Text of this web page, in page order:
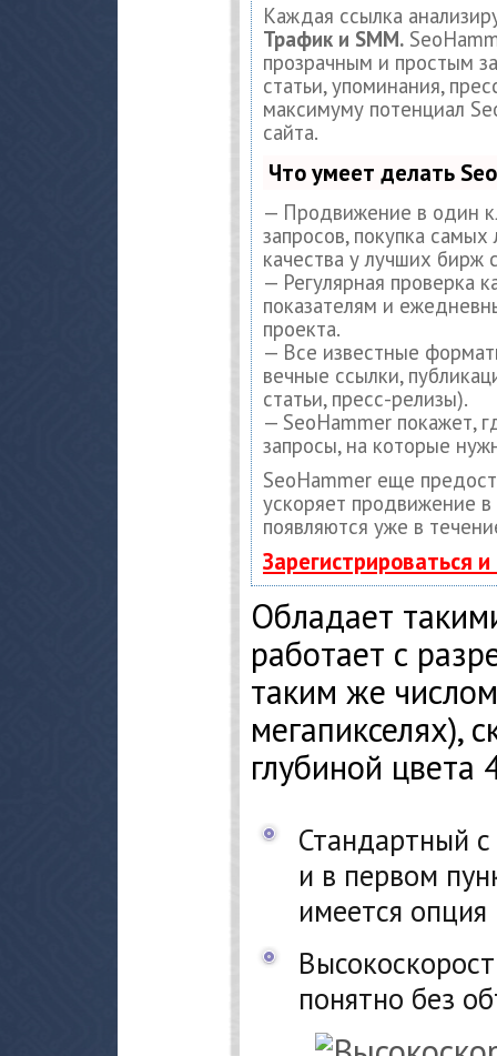
Каждая ссылка
Трафик и SMM.
прозрачным и простым
статьи, упоминания,
максимуму потенциал
сайта.
Что умеет делать
— Продвижение в один
запросов, покупка
качества у лучших бирж
— Регулярная проверка
показателям и
проекта.
— Все известные
вечные ссылки,
статьи, пресс-релизы).
— SeoHammer покажет,
запросы, на которые
SeoHammer еще
ускоряет продвижение в
появляются уже в
Зарегистрироваться
Обладает
работает с
таким же
мегапикселях),
глубиной цвета
Стандартный
и в первом
имеется
понятно без